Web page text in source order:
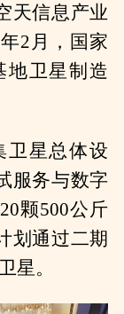
天信息产业
2月，国家
地卫星制造
卫星总体设
服务与数字
颗500公斤
划通过二期
星。